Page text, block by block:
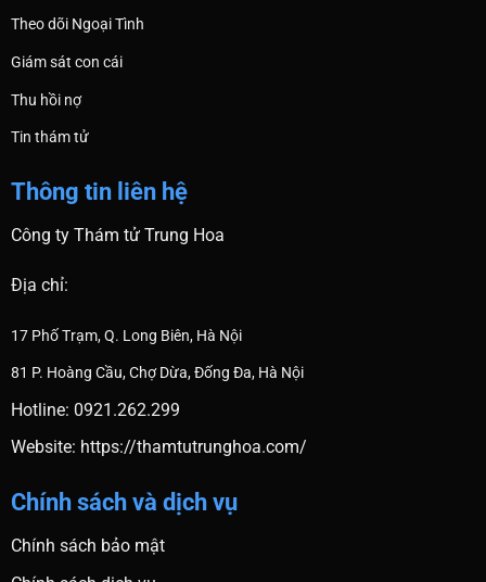
Theo dõi Ngoại Tình
Giám sát con cái
Thu hồi nợ
Tin thám tử
Thông tin liên hệ
Công ty Thám tử Trung Hoa
Địa chỉ:
17 Phố Trạm, Q. Long Biên, Hà Nội
81 P. Hoàng Cầu, Chợ Dừa, Đống Đa, Hà Nội
Hotline: 0921.262.299
Website: https://thamtutrunghoa.com/
Chính sách và dịch vụ
Chính sách bảo mật